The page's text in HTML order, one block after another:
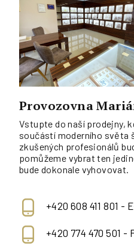
Provozovna
Vstupte do naší prodejny,
součástí moderního světa
zkušených profesionálů
pomůžeme vybrat ten
bude dokonale vyhovovat.
+420 608 411 801 -
+420 774 470 501 -